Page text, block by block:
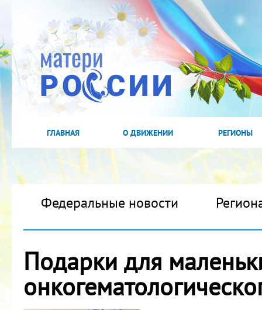
ГЛАВНАЯ О ДВИЖЕНИИ РЕГИОНЫ
Федеральные новости
Подарки для